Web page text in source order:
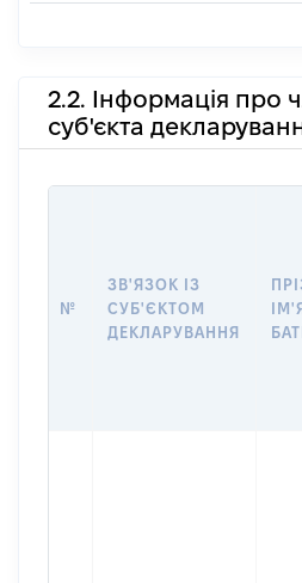
2.2. Інформація про
суб'єкта
№
ЗВ'ЯЗОК ІЗ
СУБ'ЄКТОМ
ДЕКЛАРУВАННЯ